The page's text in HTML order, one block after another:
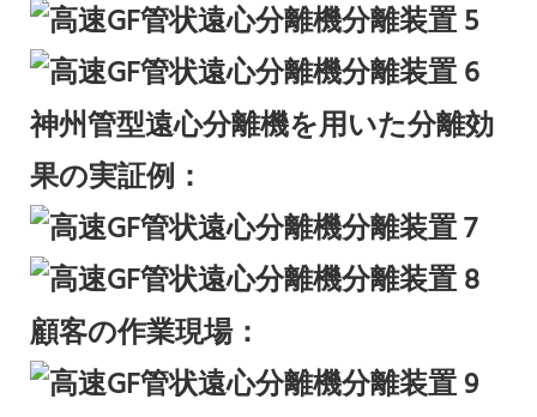
神州管型遠心分離機を用いた分離効
果の実証例：
顧客の作業現場：